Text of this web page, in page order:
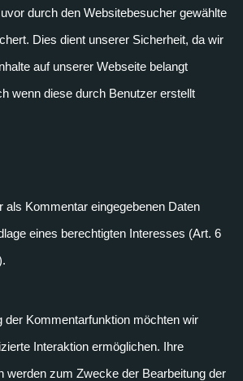
durch den Websitebesucher gewählte
Dies dient unserer Sicherheit, da wir
auf unserer Webseite belangt
wenn diese durch Benutzer erstellt
als Kommentar eingegebenen Daten
eines berechtigten Interesses (Art. 6
der Kommentarfunktion möchten wir
Interaktion ermöglichen. Ihre
werden zum Zwecke der Bearbeitung der